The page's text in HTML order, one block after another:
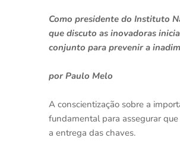
Como presidente do Instituto
que discuto as inovadoras
conjunto para prevenir a
por Paulo Melo
A conscientização sobre a
fundamental para assegurar
a entrega das chaves.